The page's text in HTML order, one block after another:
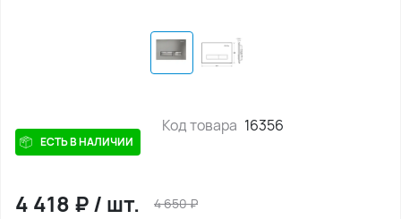
ЕСТЬ В НАЛИЧИИ
Код товара 16356
4 418 ₽/ шт. 4 650₽